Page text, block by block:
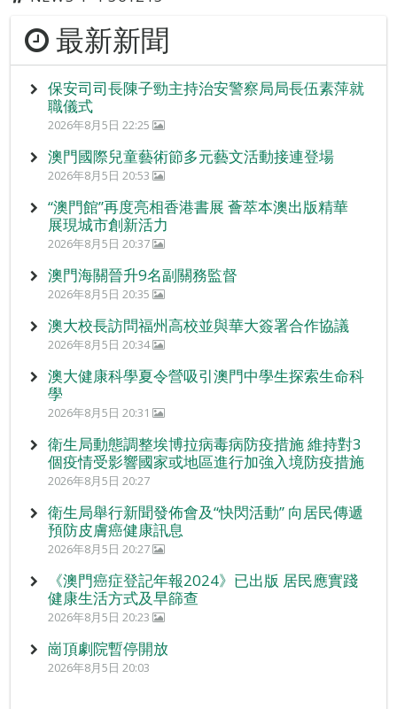
最新新聞
保安司司長陳子勁主持治安警察局局長伍素萍就
職儀式
2026年8月5日 22:25
澳門國際兒童藝術節多元藝文活動接連登場
2026年8月5日 20:53
“澳門館”再度亮相香港書展 薈萃本澳出版精華
展現城市創新活力
2026年8月5日 20:37
澳門海關晉升9名副關務監督
2026年8月5日 20:35
澳大校長訪問福州高校並與華大簽署合作協議
2026年8月5日 20:34
澳大健康科學夏令營吸引澳門中學生探索生命科
學
2026年8月5日 20:31
衛生局動態調整埃博拉病毒病防疫措施 維持對3
個疫情受影響國家或地區進行加強入境防疫措施
2026年8月5日 20:27
衛生局舉行新聞發佈會及“快閃活動” 向居民傳遞
預防皮膚癌健康訊息
2026年8月5日 20:27
《澳門癌症登記年報2024》已出版 居民應實踐
健康生活方式及早篩查
2026年8月5日 20:23
崗頂劇院暫停開放
2026年8月5日 20:03